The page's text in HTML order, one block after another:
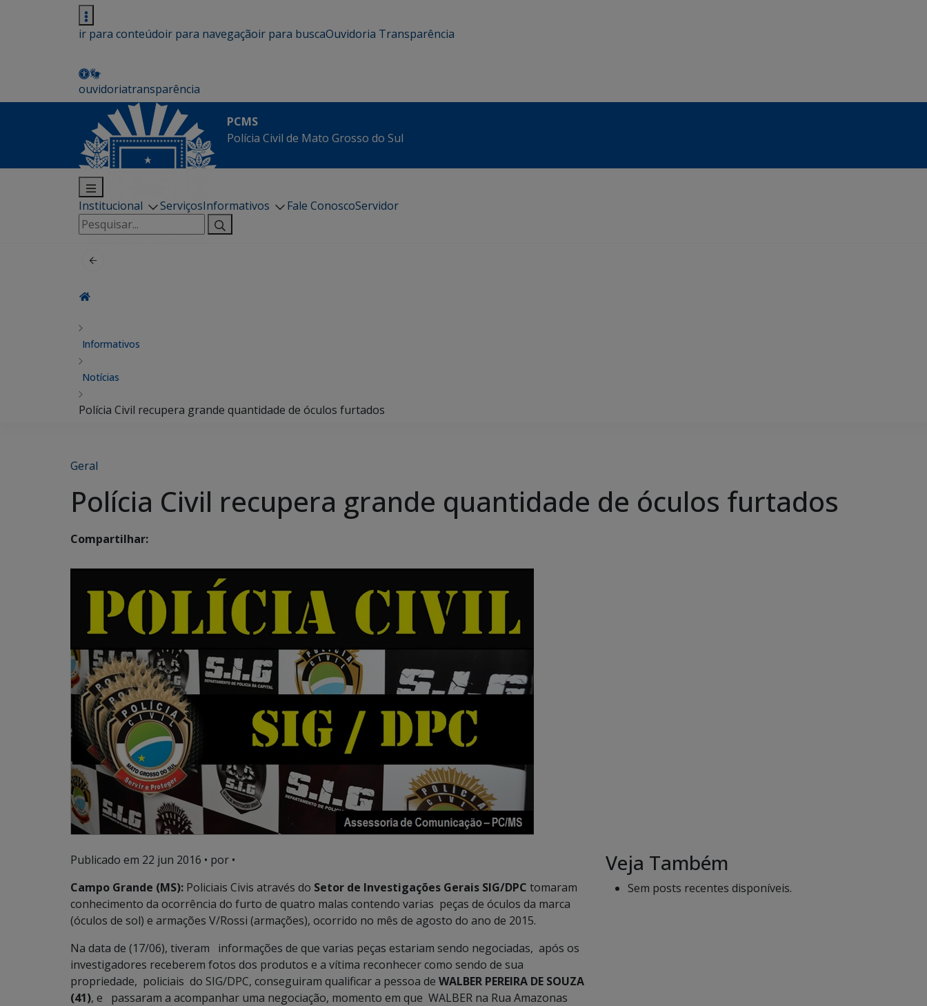
ir para conteúdoir para navegaçãoir para buscaOuvidoria Transparência
ouvidoriatransparência
PCMS
Polícia Civil de Mato Grosso do Sul
Institucional ServiçosInformativos Fale ConoscoServidor
Pesquisar
por:
Informativos
Notícias
Polícia Civil recupera grande quantidade de óculos furtados
Geral
Polícia Civil recupera grande quantidade de óculos furtados
Compartilhar:
Publicado em 22 jun 2016 • por •
Campo Grande (MS): Policiais Civis através do Setor de Investigações Gerais SIG/DPC tomaram
conhecimento da ocorrência do furto de quatro malas contendo varias peças de óculos da marca
(óculos de sol) e armações V/Rossi (armações), ocorrido no mês de agosto do ano de 2015.
Na data de (17/06), tiveram informações de que varias peças estariam sendo negociadas, após os
investigadores receberem fotos dos produtos e a vítima reconhecer como sendo de sua
propriedade, policiais do SIG/DPC, conseguiram qualificar a pessoa de WALBER PEREIRA DE SOUZA
(41), e passaram a acompanhar uma negociação, momento em que WALBER na Rua Amazonas
Veja Também
Sem posts recentes disponíveis.